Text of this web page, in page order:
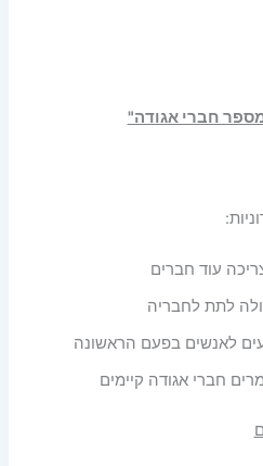
חברי אגודה"
עוד חברים
לתת לחבריה
לאנשים בפעם הראשונה
חברי אגודה קיימים